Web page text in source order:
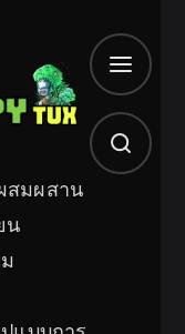
สมผสาน
น